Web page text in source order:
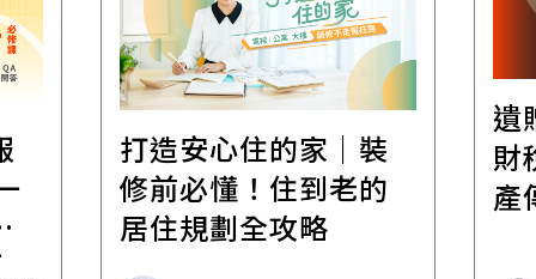
打造安心住的家｜裝
修前必懂！住到老的
居住規劃全攻略
遺
財
產